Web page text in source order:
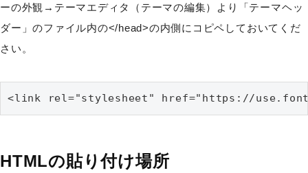
ーの外観→テーマエディタ（テーマの編集）より「テーマヘッ
ダー」のファイル内の</head>の内側にコピペしておいてくだ
さい。
<link rel="stylesheet" href="https://
HTMLの貼り付け場所